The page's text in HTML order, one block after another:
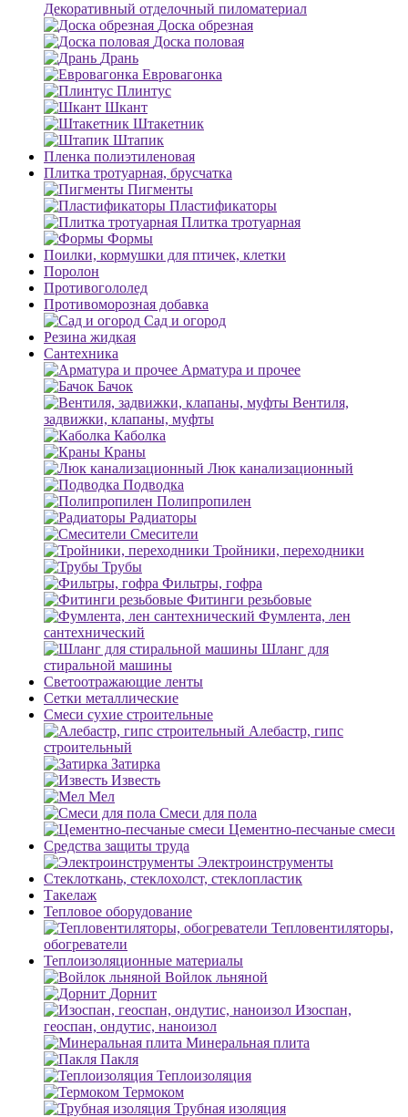
Декоративный отделочный пиломатериал
Доска обрезная
Доска половая
Дрань
Евровагонка
Плинтус
Шкант
Штакетник
Штапик
Пленка полиэтиленовая
Плитка тротуарная, брусчатка
Пигменты
Пластификаторы
Плитка тротуарная
Формы
Поилки, кормушки для птичек, клетки
Поролон
Противогололед
Противоморозная добавка
Сад и огород
Резина жидкая
Сантехника
Арматура и прочее
Бачок
Вентиля,
задвижки, клапаны, муфты
Каболка
Краны
Люк канализационный
Подводка
Полипропилен
Радиаторы
Смесители
Тройники, переходники
Трубы
Фильтры, гофра
Фитинги резьбовые
Фумлента, лен
сантехнический
Шланг для
стиральной машины
Светоотражающие ленты
Сетки металлические
Смеси сухие строительные
Алебастр, гипс
строительный
Затирка
Известь
Мел
Смеси для пола
Цементно-песчаные смеси
Средства защиты труда
Электроинструменты
Стеклоткань, стеклохолст, стеклопластик
Такелаж
Тепловое оборудование
Тепловентиляторы,
обогреватели
Теплоизоляционные материалы
Войлок льняной
Дорнит
Изоспан,
геоспан, ондутис, наноизол
Минеральная плита
Пакля
Теплоизоляция
Термоком
Трубная изоляция